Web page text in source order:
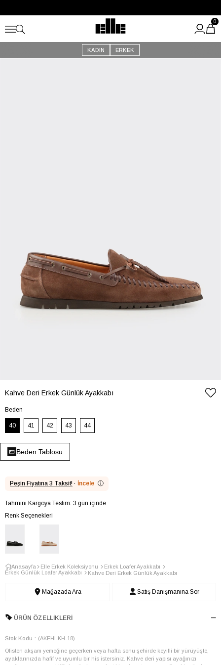
Kargo Ücretsiz!
KADIN ERKEK
0
Kahve Deri Erkek Günlük Ayakkabı
Beden
40 41 42 43 44
Beden Tablosu
Peşin Fiyatına 3 Taksit! · İncele ⓘ
Tahmini Kargoya Teslim: 3 gün içinde
Renk Seçenekleri
Anasayfa Elle Erkek Koleksiyonu
Erkek Loafer Ayakkabı
Erkek Günlük Loafer Ayakkabı
Kahve Deri Erkek Günlük Ayakkabı
Mağazada Ara Satış Danışmanına Sor
ÜRÜN ÖZELLIKLERI
Stok Kodu (AKEHI-KH-18)
Ofisten akşam yemeğine geçerken veya hafta sonu şehirde keyifli bir yürüyüşte,
ayaklarınızda hafif ve uyumlu bir his istersiniz. Kahve deri yapısı ayağınızı